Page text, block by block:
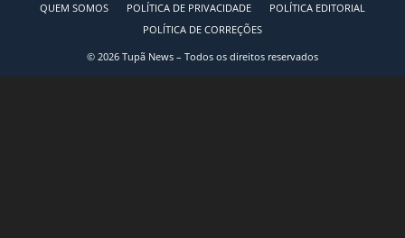
QUEM SOMOS POLÍTICA DE PRIVACIDADE
POLÍTICA EDITORIAL
POLÍTICA DE CORREÇÕES
© 2026 Tupã News – Todos os direitos reservados